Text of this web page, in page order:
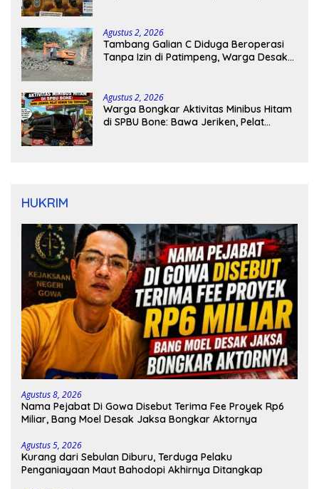
Agustus 2, 2026
Tambang Galian C Diduga Beroperasi
Tanpa Izin di Patimpeng, Warga Desak
Agustus 2, 2026
Warga Bongkar Aktivitas Minibus Hitam
di SPBU Bone: Bawa Jeriken, Pelat
HUKRIM
Agustus 8, 2026
Nama Pejabat Di Gowa Disebut Terima Fee Proyek Rp6
Miliar, Bang Moel Desak Jaksa Bongkar Aktornya
Agustus 5, 2026
Kurang dari Sebulan Diburu, Terduga Pelaku
Penganiayaan Maut Bahodopi Akhirnya Ditangkap